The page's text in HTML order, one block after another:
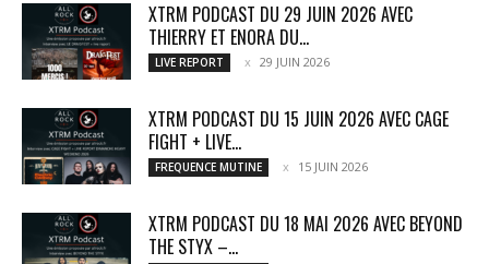
XTRM PODCAST DU 29 JUIN 2026 AVEC
THIERRY ET ENORA DU...
LIVE REPORT 29 JUIN 2026
XTRM PODCAST DU 15 JUIN 2026 AVEC CAGE
FIGHT + LIVE...
FREQUENCE MUTINE 15 JUIN 2026
XTRM PODCAST DU 18 MAI 2026 AVEC BEYOND
THE STYX –...